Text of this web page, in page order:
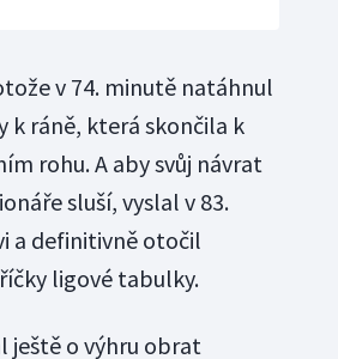
v 74. minutě natáhnul
k ráně, která skončila k
rohu. A aby svůj návrat
sluší, vyslal v 83.
a definitivně otočil
ligové tabulky.
ještě o výhru obrat